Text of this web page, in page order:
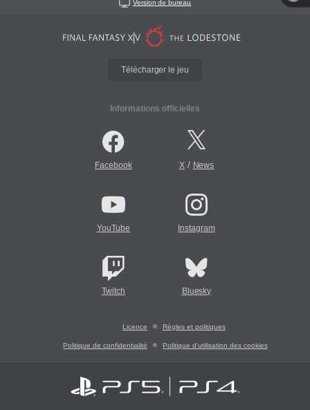
Version de bureau
Télécharger le jeu
Informations officielles
Facebook X/ News
YouTube Instagram
Twitch Bluesky
Licence Règles et politiques
Politique de confidentialité Politique d'utilisation des cookies